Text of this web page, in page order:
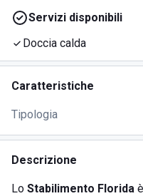
Servizi disponibili
Doccia calda
Caratteristiche
Tipologia
Descrizione
Lo Stabilimento Florida